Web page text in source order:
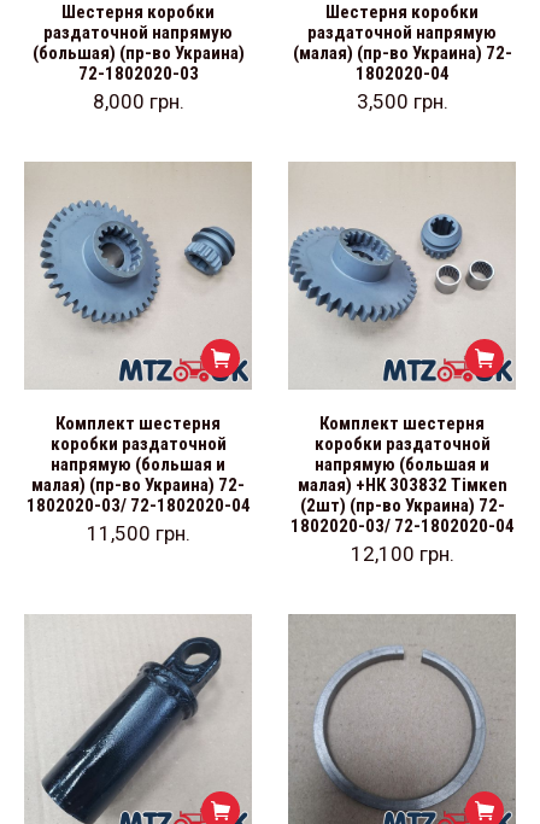
Шестерня коробки
раздаточной напрямую
(большая) (пр-во Украина)
72-1802020-03
8,000 грн.
Шестерня коробки
раздаточной напрямую
(малая) (пр-во Украина) 72-
1802020-04
3,500 грн.
Комплект шестерня
коробки раздаточной
напрямую (большая и
малая) (пр-во Украина) 72-
1802020-03/ 72-1802020-04
11,500 грн.
Комплект шестерня
коробки раздаточной
напрямую (большая и
малая) +НК 303832 Тімкеn
(2шт) (пр-во Украина) 72-
1802020-03/ 72-1802020-04
12,100 грн.